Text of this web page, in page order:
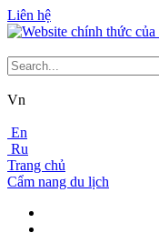
Liên hệ
Vn
En
Ru
Trang chủ
Cẩm nang du lịch